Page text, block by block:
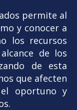
permite al
y conocer a
los recursos
de los
de esta
que afecten
oportuno y